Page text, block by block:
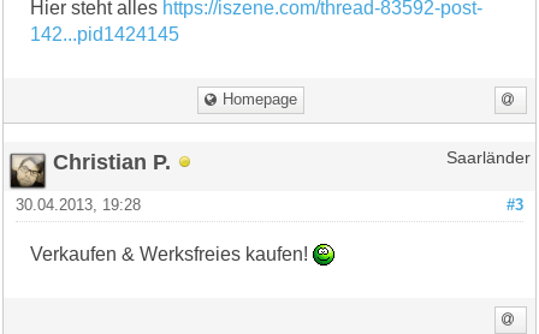
Hier steht alles https://iszene.com/thread-83592-post-
142...pid1424145
Homepage
Christian P. Saarländer
#3
30.04.2013, 19:28
Verkaufen & Werksfreies kaufen!